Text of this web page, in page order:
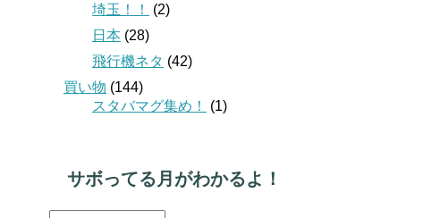
埼玉！！
(2)
日本 (28)
飛行機ネタ (42)
買い物 (144)
スタバマグ集め！
(1)
サボってる月がわかるよ！